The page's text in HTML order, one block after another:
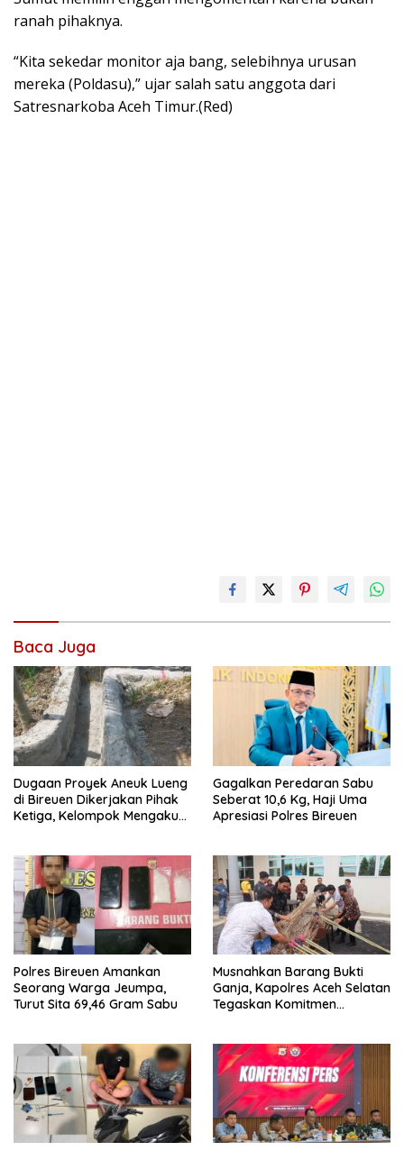
ranah pihaknya.
“Kita sekedar monitor aja bang, selebihnya urusan
mereka (Poldasu),” ujar salah satu anggota dari
Satresnarkoba Aceh Timur.(Red)
Baca Juga
Dugaan Proyek Aneuk Lueng
di Bireuen Dikerjakan Pihak
Ketiga, Kelompok Mengaku
Gagalkan Peredaran Sabu
Seberat 10,6 Kg, Haji Uma
Apresiasi Polres Bireuen
Polres Bireuen Amankan
Seorang Warga Jeumpa,
Turut Sita 69,46 Gram Sabu
Musnahkan Barang Bukti
Ganja, Kapolres Aceh Selatan
Tegaskan Komitmen